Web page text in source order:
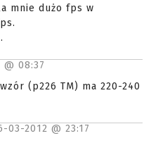
mnie dużo fps w
@ 08:37
(p226 TM) ma 220-240
03-2012 @ 23:17